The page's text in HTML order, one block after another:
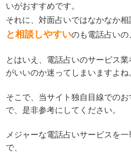
いがおすすめです。
それに、対面占いではなかなか相
と相談しやすいのも電話占いの
とはいえ、電話占いのサービス
がいいのか迷ってしまいますよね
そこで、当サイト独自目線での
で、是非参考にしてください。
メジャーな電話占いサービスを
で、